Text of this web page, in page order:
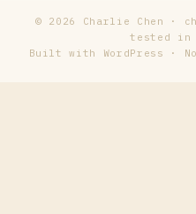
© 2026 Charlie Chen ·
tested in
Built with WordPress ·